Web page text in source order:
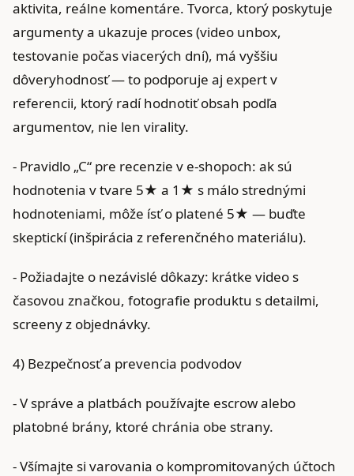
aktivita, reálne komentáre. Tvorca, ktorý poskytuje
argumenty a ukazuje proces (video unbox,
testovanie počas viacerých dní), má vyššiu
dôveryhodnosť — to podporuje aj expert v
referencii, ktorý radí hodnotiť obsah podľa
argumentov, nie len virality.
- Pravidlo „C“ pre recenzie v e‑shopoch: ak sú
hodnotenia v tvare 5★ a 1★ s málo strednými
hodnoteniami, môže ísť o platené 5★ — buďte
skeptickí (inšpirácia z referenčného materiálu).
- Požiadajte o nezávislé dôkazy: krátke video s
časovou značkou, fotografie produktu s detailmi,
screeny z objednávky.
4) Bezpečnosť a prevencia podvodov
- V správe a platbách používajte escrow alebo
platobné brány, ktoré chránia obe strany.
- Všímajte si varovania o kompromitovaných účtoch